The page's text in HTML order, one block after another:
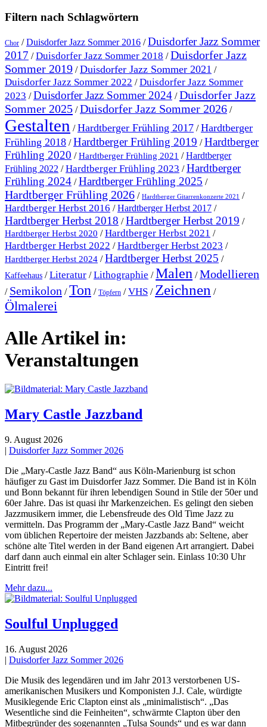
Filtern nach Schlagwörtern
Chor /Duisdorfer Jazz Sommer 2016 /Duisdorfer Jazz Sommer
2017 /Duisdorfer Jazz Sommer 2018 /Duisdorfer Jazz
Sommer 2019 /Duisdorfer Jazz Sommer 2021 /
Duisdorfer Jazz Sommer 2022 /Duisdorfer Jazz Sommer
2023 /Duisdorfer Jazz Sommer 2024 /Duisdorfer Jazz
Sommer 2025 /Duisdorfer Jazz Sommer 2026 /
Gestalten /Hardtberger Frühling 2017 /Hardtberger
Frühling 2018 /Hardtberger Frühling 2019 /Hardtberger
Frühling 2020 /Hardtberger Frühling 2021 /Hardtberger
Frühling 2022 /Hardtberger Frühling 2023 /Hardtberger
Frühling 2024 /Hardtberger Frühling 2025 /
Hardtberger Frühling 2026 / Hardtberger Gitarrenkonzerte 2021 /
Hardtberger Herbst 2016 /Hardtberger Herbst 2017 /
Hardtberger Herbst 2018 /Hardtberger Herbst 2019 /
Hardtberger Herbst 2020 /Hardtberger Herbst 2021 /
Hardtberger Herbst 2022 /Hardtberger Herbst 2023 /
Hardtberger Herbst 2024 /Hardtberger Herbst 2025 /
Kaffeehaus /Literatur /Lithographie /Malen /Modellieren
/ Semikolon /Ton / Töpfern /VHS / Zeichnen /
Ölmalerei
Alle Artikel in:
Veranstaltungen
Mary Castle Jazzband
9. August 2026
| Duisdorfer Jazz Sommer 2026
Die „Mary-Castle Jazz Band“ aus Köln-Marienburg ist schon
häufiger zu Gast im Duisdorfer Jazz Sommer. Die Band ist in Köln
und Bonn bekannt für ihren lebendigen Sound in Stile der 50er und
60er Jahre. Das ist quasi ihr Markenzeichen. Es gelingt den sieben
Jazzmusikern immer, die Lebensfreude des Old Time Jazz zu
vermitteln. Das Programm der „Mary-Castle Jazz Band“ weicht
vom üblichen Repertoire der meisten Jazzbands ab: Seltene, aber
schöne alte Titel werden in der Band eigenen Art arrangiert. Dabei
darf dann auch einmal ein alter Schlager sein. Einlass 10:30 Uhr
Eintritt frei!
Mehr dazu...
Soulful Unplugged
16. August 2026
| Duisdorfer Jazz Sommer 2026
Die Musik des legendären und im Jahr 2013 verstorbenen US-
amerikanischen Musikers und Komponisten J.J. Cale, würdigte
Musiklegende Eric Clapton einst als „minimalistisch“. „Das
Wesentliche sind die Feinheiten“, schwärmte Clapton über den
Mitbegründer des sogenannten „Tulsa Sounds“ und es war dann